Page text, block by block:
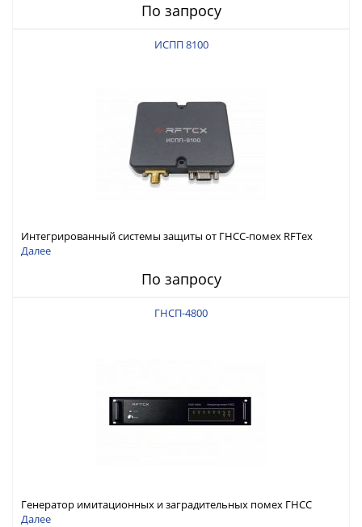
По запросу
ИСПП 8100
Интегрированный системы защиты от ГНСС-помех RFТех
ИСПП 8100
Далее
По запросу
ГНСП-4800
Генератор имитационных и заградительных помех ГНСС
RFТех ГНСП-4800
Далее